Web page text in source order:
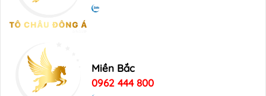
Miền Bắc
0962 444 800